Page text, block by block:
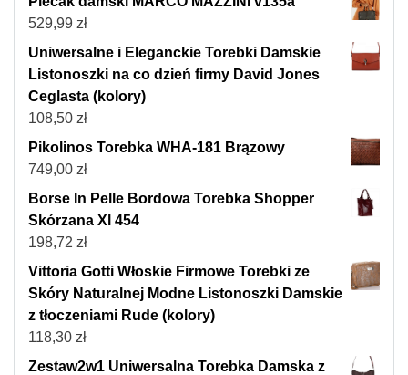
529,99 zł
Uniwersalne i Eleganckie Torebki Damskie
Listonoszki na co dzień firmy David Jones
Ceglasta (kolory)
108,50 zł
Pikolinos Torebka WHA-181 Brązowy
749,00 zł
Borse In Pelle Bordowa Torebka Shopper
Skórzana Xl 454
198,72 zł
Vittoria Gotti Włoskie Firmowe Torebki ze
Skóry Naturalnej Modne Listonoszki Damskie
z tłoczeniami Rude (kolory)
118,30 zł
Zestaw2w1 Uniwersalna Torebka Damska z